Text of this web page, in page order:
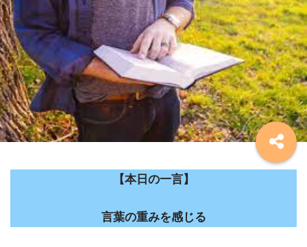
【本日の一言】
言葉の重みを感じる